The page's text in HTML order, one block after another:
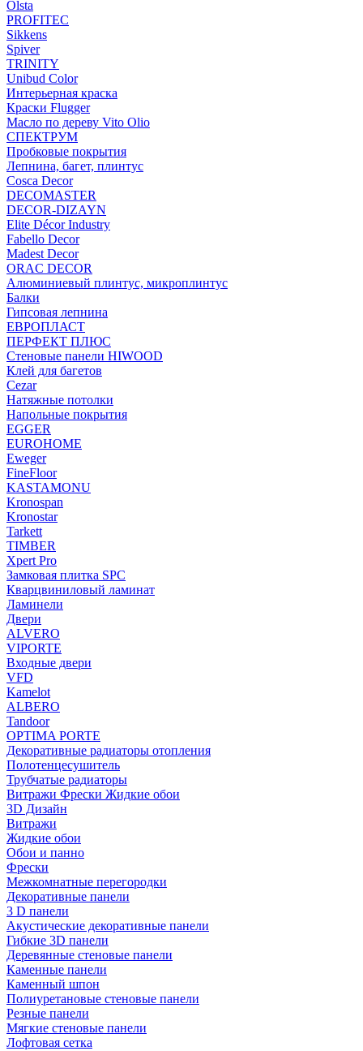
Olsta
PROFITEC
Sikkens
Spiver
TRINITY
Unibud Color
Интерьерная краска
Краски Flugger
Масло по дереву Vito Olio
СПЕКТРУМ
Пробковые покрытия
Лепнина, багет, плинтус
Cosca Decor
DECOMASTER
DECOR-DIZAYN
Elite Décor Industry
Fabello Decor
Madest Decor
ORAC DECOR
Алюминиевый плинтус, микроплинтус
Балки
Гипсовая лепнина
ЕВРОПЛАСТ
ПЕРФЕКТ ПЛЮС
Стеновые панели HIWOOD
Клей для багетов
Cezar
Натяжные потолки
Напольные покрытия
EGGER
EUROHOME
Eweger
FineFloor
KASTAMONU
Kronospan
Kronostar
Tarkett
TIMBER
Xpert Pro
Замковая плитка SPC
Кварцвиниловый ламинат
Ламинели
Двери
ALVERO
VIPORTE
Входные двери
VFD
Kamelot
ALBERO
Tandoor
OPTIMA PORTE
Декоративные радиаторы отопления
Полотенцесушитель
Трубчатые радиаторы
Витражи Фрески Жидкие обои
3D Дизайн
Витражи
Жидкие обои
Обои и панно
Фрески
Межкомнатные перегородки
Декоративные панели
3 D панели
Акустические декоративные панели
Гибкие 3D панели
Деревянные стеновые панели
Каменные панели
Каменный шпон
Полиуретановые стеновые панели
Резные панели
Мягкие стеновые панели
Лофтовая сетка